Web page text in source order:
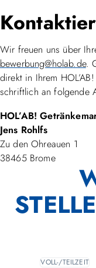
Wir freuen uns über
bewerbung@holab.de.
direkt in Ihrem
schriftlich an folgende
HOL’AB!
Jens Rohlfs
Zu den Ohreauen 1
38465 Brome
VOLL-/TEILZEIT